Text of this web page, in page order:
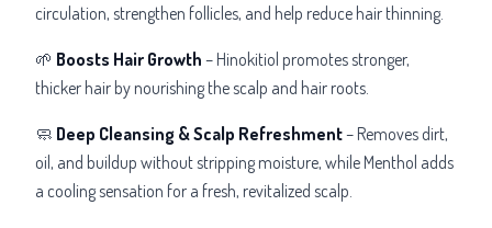
circulation, strengthen follicles, and help reduce hair thinning.
🌱 Boosts Hair Growth – Hinokitiol promotes stronger,
thicker hair by nourishing the scalp and hair roots.
🧼 Deep Cleansing & Scalp Refreshment– Removes dirt,
oil, and buildup without stripping moisture, while Menthol adds
a cooling sensation for a fresh, revitalized scalp.